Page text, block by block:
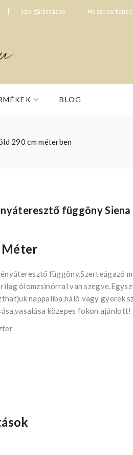
Szolgáltatások Hasznos
BLOG
290 cm méterben
függöny Siena
függöny.Szerteágazó
ólomzsinórral van
nappaliba,háló vagy gyerek
közepes fokon ajánlott!